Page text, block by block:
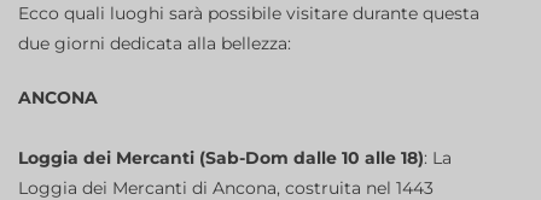
Ecco quali luoghi sarà possibile visitare durante questa
due giorni dedicata alla bellezza:
ANCONA
Loggia dei Mercanti (Sab-Dom dalle 10 alle 18): La
Loggia dei Mercanti di Ancona, costruita nel 1443